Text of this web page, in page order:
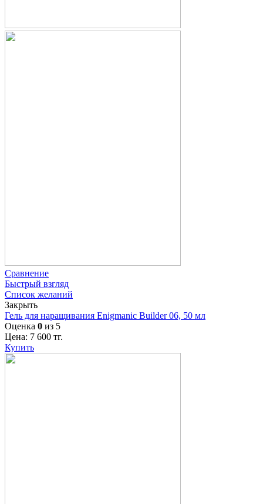
Сравнение
Быстрый взгляд
Список желаний
Закрыть
Гель для наращивания Enigmanic Builder 06, 50 мл
Оценка 0 из 5
Цена: 7 600 тг.
Купить